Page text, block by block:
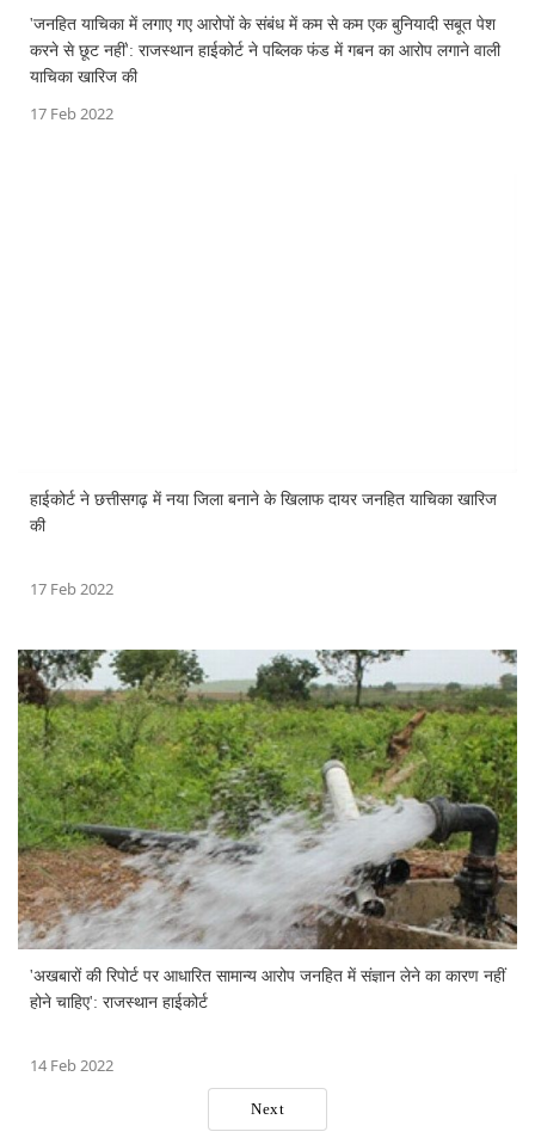
'जनहित याचिका में लगाए गए आरोपों के संबंध में कम से कम एक बुनियादी सबूत पेश
करने से छूट नहीं': राजस्थान हाईकोर्ट ने पब्लिक फंड में गबन का आरोप लगाने वाली
याचिका खारिज की
17 Feb 2022
हाईकोर्ट ने छत्तीसगढ़ में नया जिला बनाने के खिलाफ दायर जनहित याचिका खारिज
की
17 Feb 2022
'अखबारों की रिपोर्ट पर आधारित सामान्य आरोप जनहित में संज्ञान लेने का कारण नहीं
होने चाहिए': राजस्थान हाईकोर्ट
14 Feb 2022
Next